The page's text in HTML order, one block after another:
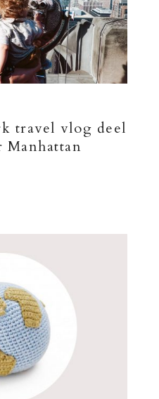
travel vlog deel
Manhattan